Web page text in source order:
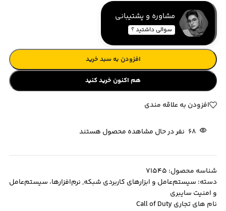
مشاوره و پشتیبانی
سوالی داشتید ؟
افزودن به سبد خرید
هم اکنون خرید کنید
افزودن به علاقه مندی
68 نفر در حال مشاهده محصول هستند
شناسه محصول: 71545
دسته: سیستم‌عامل و ابزارهای کاربردی شبکه,نرم‌افزارها، سیستم‌عامل
و امنیت سایبری
نام های تجاریCall of Duty